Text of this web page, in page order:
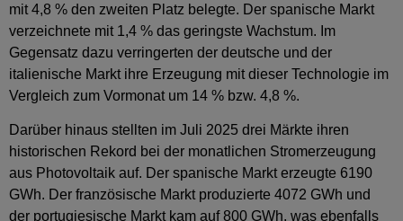
mit 4,8 % den zweiten Platz belegte. Der spanische Markt
verzeichnete mit 1,4 % das geringste Wachstum. Im
Gegensatz dazu verringerten der deutsche und der
italienische Markt ihre Erzeugung mit dieser Technologie im
Vergleich zum Vormonat um 14 % bzw. 4,8 %.
Darüber hinaus stellten im Juli 2025 drei Märkte ihren
historischen Rekord bei der monatlichen Stromerzeugung
aus Photovoltaik auf. Der spanische Markt erzeugte 6190
GWh. Der französische Markt produzierte 4072 GWh und
der portugiesische Markt kam auf 800 GWh, was ebenfalls